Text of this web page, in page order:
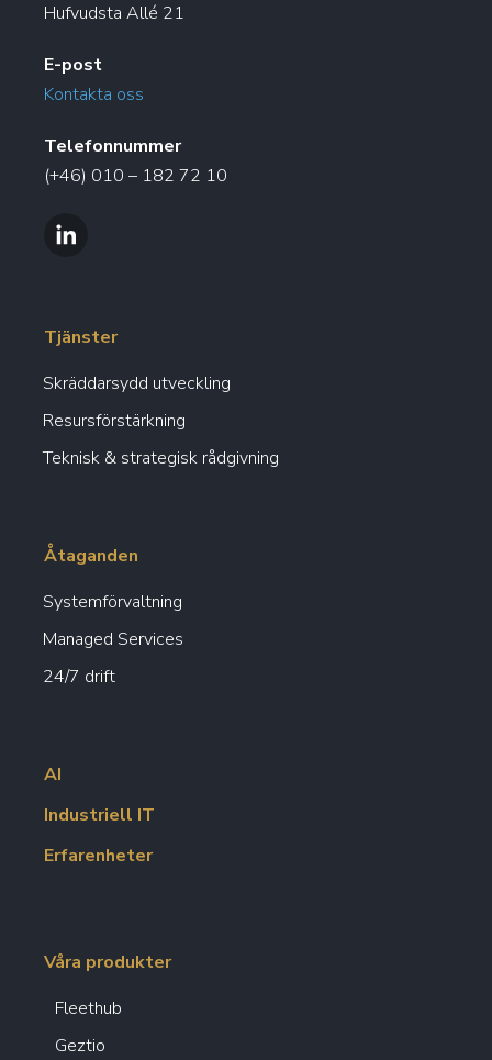
Hufvudsta Allé 21
E-post
Kontakta oss
Telefonnummer
(+46) 010 – 182 72 10
Tjänster
Skräddarsydd utveckling
Resursförstärkning
Teknisk & strategisk rådgivning
Åtaganden
Systemförvaltning
Managed Services
24/7 drift
AI
Industriell IT
Erfarenheter
Våra produkter
Fleethub
Geztio